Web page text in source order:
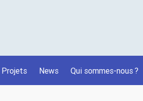
Projets News Qui sommes-nous?